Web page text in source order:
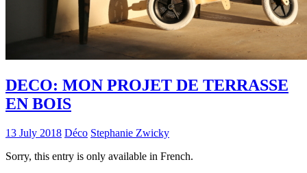
DECO: MON PROJET DE TERRASSE
EN BOIS
13 July 2018 Déco Stephanie Zwicky
Sorry, this entry is only available in French.